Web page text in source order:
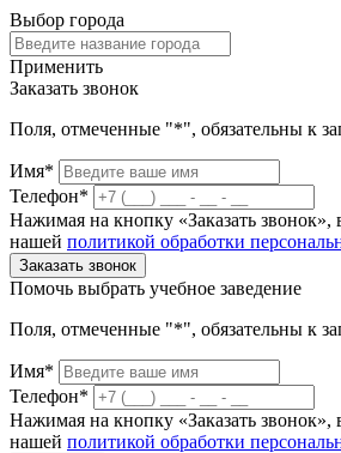
Выбор города
Применить
Заказать звонок
Поля, отмеченные "*", обязательны к
Имя*
Телефон*
Нажимая на кнопку «Заказать звонок»,
нашей политикой обработки
Заказать звонок
Помочь выбрать учебное заведение
Поля, отмеченные "*", обязательны к
Имя*
Телефон*
Нажимая на кнопку «Заказать звонок»,
нашей политикой обработки